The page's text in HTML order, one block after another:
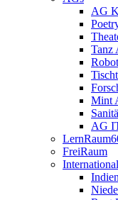
AG
Tanz
Mint
AG
FreiRaum
International